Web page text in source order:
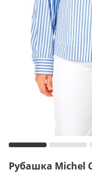
Рубашка Michel